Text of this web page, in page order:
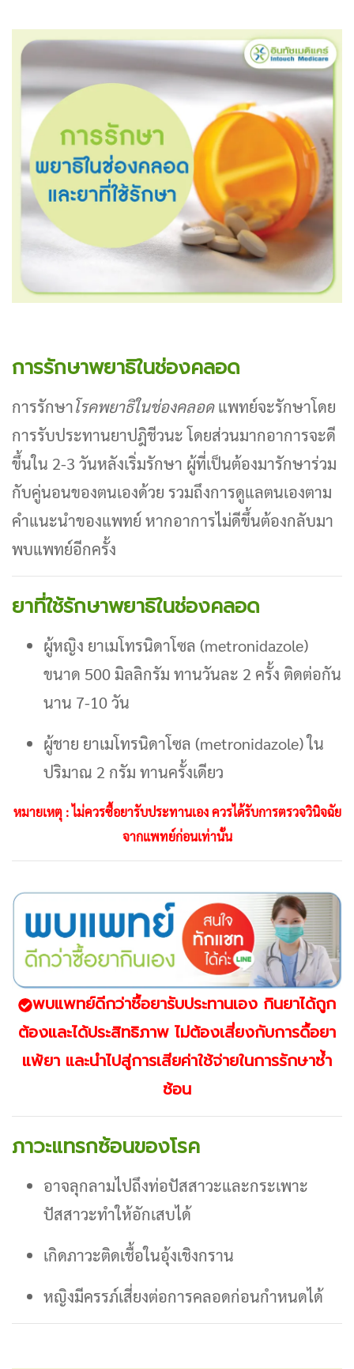
การรักษาพยาธิในช่องคลอด
การรักษาโรคพยาธิในช่องคลอดแพทย์จะรักษาโดย
การรับประทานยาปฎิชีวนะ โดยส่วนมากอาการจะดี
ขึ้นใน 2-3 วันหลังเริ่มรักษา ผู้ที่เป็นต้องมารักษาร่วม
กับคู่นอนของตนเองด้วย รวมถึงการดูแลตนเองตาม
คำแนะนำของแพทย์ หากอาการไม่ดีขึ้นต้องกลับมา
พบแพทย์อีกครั้ง
ยาที่ใช้รักษาพยาธิในช่องคลอด
ผู้หญิง ยาเมโทรนิดาโซล (metronidazole)
ขนาด 500 มิลลิกรัม ทานวันละ 2 ครั้ง ติดต่อกัน
นาน 7-10 วัน
ผู้ชาย ยาเมโทรนิดาโซล (metronidazole) ใน
ปริมาณ 2 กรัม ทานครั้งเดียว
หมายเหตุ : ไม่ควรซื้อยารับประทานเอง ควรได้รับการตรวจวินิจฉัย
จากแพทย์ก่อนเท่านั้น
พบแพทย์ดีกว่าซื้อยารับประทานเอง กินยาได้ถูก
ต้องและได้ประสิทธิภาพ ไม่ต้องเสี่ยงกับการดื้อยา
แพ้ยา และนำไปสู่การเสียค่าใช้จ่ายในการรักษาซ้ำ
ซ้อน
ภาวะแทรกซ้อนของโรค
อาจลุกลามไปถึงท่อปัสสาวะและกระเพาะ
ปัสสาวะทำให้อักเสบได้
เกิดภาวะติดเชื้อในอุ้งเชิงกราน
หญิงมีครรภ์เสี่ยงต่อการคลอดก่อนกำหนดได้